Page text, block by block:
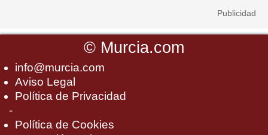
© Murcia.com
info@murcia.com
Aviso Legal
Política de Privacidad
-
Política de Cookies